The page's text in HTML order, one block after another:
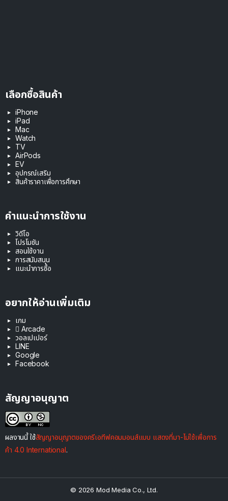
เลือกซื้อสินค้า
iPhone
iPad
Mac
Watch
TV
AirPods
EV
อุปกรณ์เสริม
สินค้าราคาเพื่อการศึกษา
คำแนะนำการใช้งาน
วิดีโอ
โปรโมชัน
สอนใช้งาน
การสนับสนุน
แนะนำการซื้อ
อยากให้อ่านเพิ่มเติม
เกม
 Arcade
วอลเปเปอร์
LINE
Google
Facebook
สัญญาอนุญาต
ผลงานนี้ ใช้สัญญาอนุญาตของครีเอทีฟคอมมอนส์แบบ แสดงที่มา-ไม่ใช้เพื่อการ
ค้า 4.0 International.
© 2026 Mod Media Co., Ltd.